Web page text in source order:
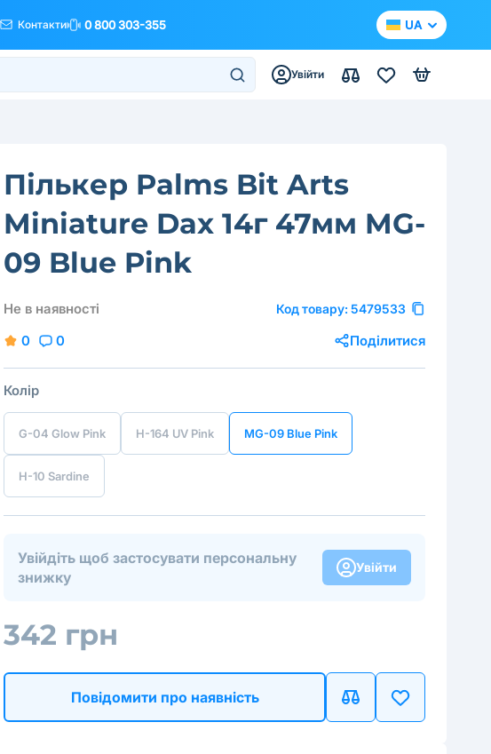
Контакти 0 800 303-355 UA
Увійти
Пількер Palms Bit Arts
Miniature Dax 14г 47мм MG-
09 Blue Pink
Не в наявності Код товару: 5479533
0 0 Поділитися
Колір
G-04 Glow Pink H-164 UV Pink MG-09 Blue Pink
H-10 Sardine
Увійдіть щоб застосувати персональну
знижку
Увійти
342 грн
Повідомити про наявність